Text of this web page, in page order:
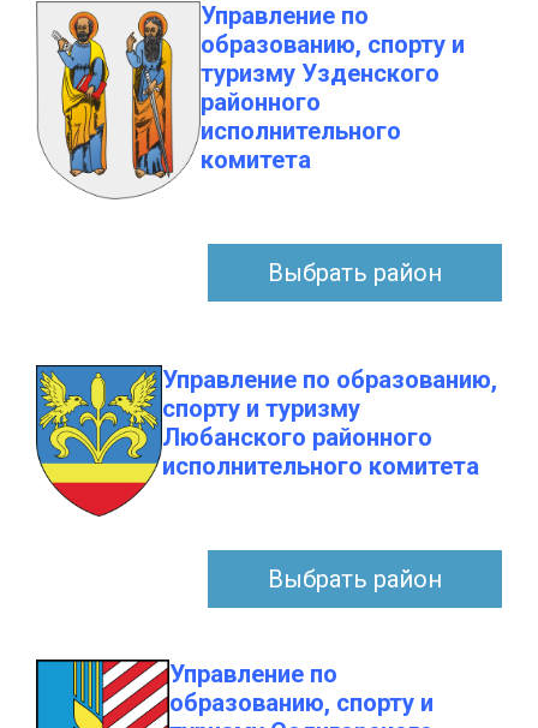
Управление по
образованию, спорту и
туризму Узденского
районного
исполнительного
комитета
Выбрать район
Управление по образованию,
спорту и туризму
Любанского районного
исполнительного комитета
Выбрать район
Управление по
образованию, спорту и